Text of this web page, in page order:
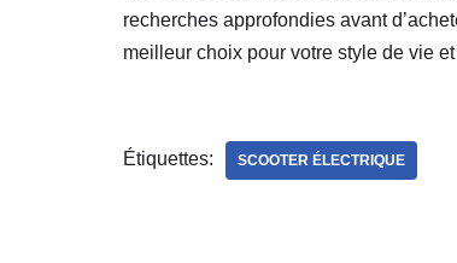
recherches approfondies avant
meilleur choix pour votre style de vie
Étiquettes: SCOOTER ÉLECTRIQUE